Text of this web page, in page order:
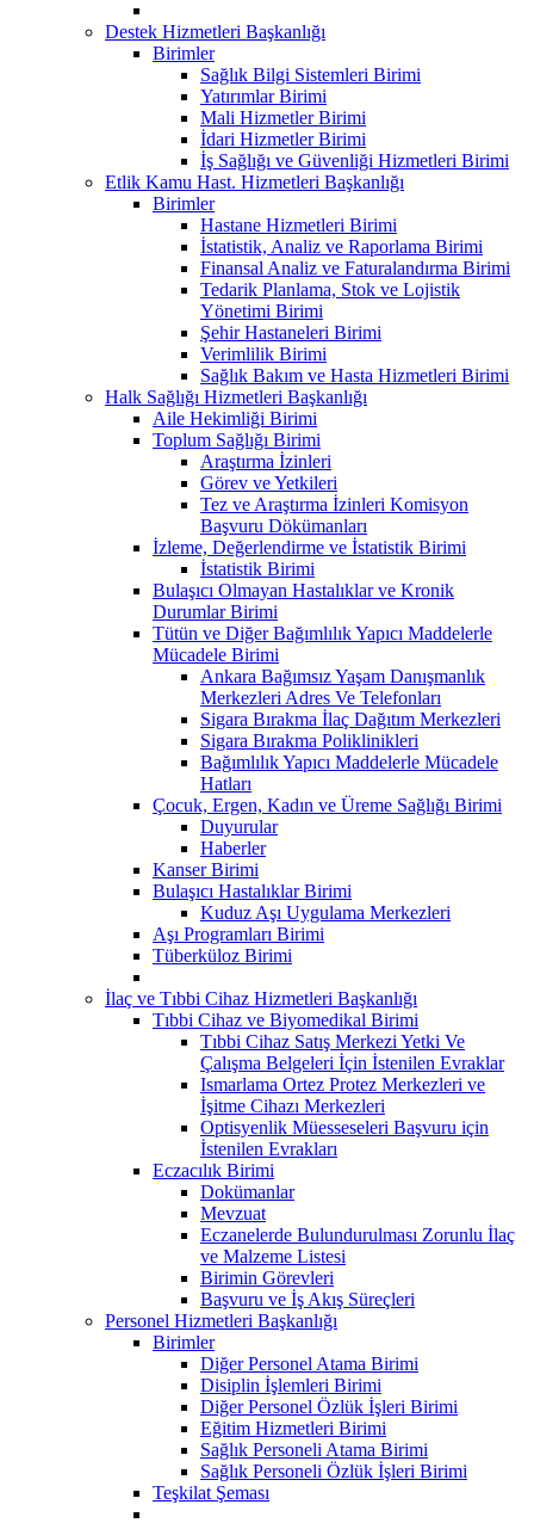
Destek Hizmetleri Başkanlığı
Birimler
Sağlık Bilgi Sistemleri Birimi
Yatırımlar Birimi
Mali Hizmetler Birimi
İdari Hizmetler Birimi
İş Sağlığı ve Güvenliği Hizmetleri Birimi
Etlik Kamu Hast. Hizmetleri Başkanlığı
Birimler
Hastane Hizmetleri Birimi
İstatistik, Analiz ve Raporlama Birimi
Finansal Analiz ve Faturalandırma Birimi
Tedarik Planlama, Stok ve Lojistik
Yönetimi Birimi
Şehir Hastaneleri Birimi
Verimlilik Birimi
Sağlık Bakım ve Hasta Hizmetleri Birimi
Halk Sağlığı Hizmetleri Başkanlığı
Aile Hekimliği Birimi
Toplum Sağlığı Birimi
Araştırma İzinleri
Görev ve Yetkileri
Tez ve Araştırma İzinleri Komisyon
Başvuru Dökümanları
İzleme, Değerlendirme ve İstatistik Birimi
İstatistik Birimi
Bulaşıcı Olmayan Hastalıklar ve Kronik
Durumlar Birimi
Tütün ve Diğer Bağımlılık Yapıcı Maddelerle
Mücadele Birimi
Ankara Bağımsız Yaşam Danışmanlık
Merkezleri Adres Ve Telefonları
Sigara Bırakma İlaç Dağıtım Merkezleri
Sigara Bırakma Poliklinikleri
Bağımlılık Yapıcı Maddelerle Mücadele
Hatları
Çocuk, Ergen, Kadın ve Üreme Sağlığı Birimi
Duyurular
Haberler
Kanser Birimi
Bulaşıcı Hastalıklar Birimi
Kuduz Aşı Uygulama Merkezleri
Aşı Programları Birimi
Tüberküloz Birimi
İlaç ve Tıbbi Cihaz Hizmetleri Başkanlığı
Tıbbi Cihaz ve Biyomedikal Birimi
Tıbbi Cihaz Satış Merkezi Yetki Ve
Çalışma Belgeleri İçin İstenilen Evraklar
Ismarlama Ortez Protez Merkezleri ve
İşitme Cihazı Merkezleri
Optisyenlik Müesseseleri Başvuru için
İstenilen Evrakları
Eczacılık Birimi
Dokümanlar
Mevzuat
Eczanelerde Bulundurulması Zorunlu İlaç
ve Malzeme Listesi
Birimin Görevleri
Başvuru ve İş Akış Süreçleri
Personel Hizmetleri Başkanlığı
Birimler
Diğer Personel Atama Birimi
Disiplin İşlemleri Birimi
Diğer Personel Özlük İşleri Birimi
Eğitim Hizmetleri Birimi
Sağlık Personeli Atama Birimi
Sağlık Personeli Özlük İşleri Birimi
Teşkilat Şeması